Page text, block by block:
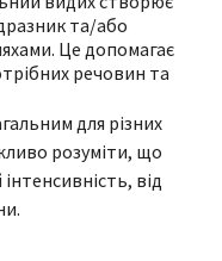
та/або
Це допомагає
речовин та
для різних
розуміти, що
від